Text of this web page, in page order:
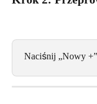
Naciśnij „Nowy +”